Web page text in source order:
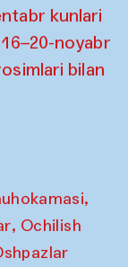
kunlari
noyabr
bilan
,
, Ochilish